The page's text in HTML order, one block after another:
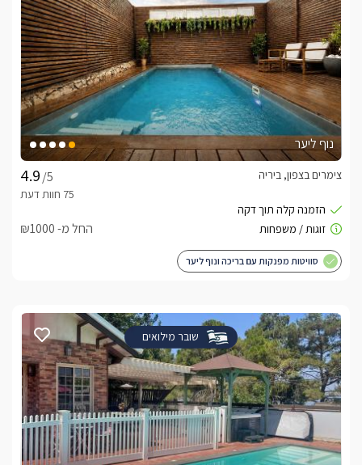
נוף ליער
/5
צימרים בצפון, ביריה
החל מ- ₪1000
סוויטות מפנקות עם בריכה ונוף ליער
שובר מילואים